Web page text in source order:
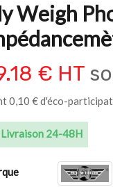
Weigh
€ HT
0,10 € d'éco-
Livraison 24-48H